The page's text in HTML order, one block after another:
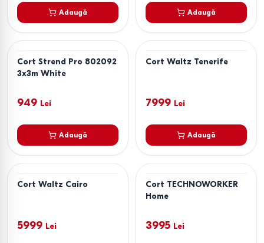
Adaugă Adaugă
Cort Strend Pro 802092
3х3m White
949 Lei
Adaugă
Cort Waltz Tenerife
7999 Lei
Adaugă
Cort Waltz Cairo
5999 Lei
Cort TECHNOWORKER
Home
3995 Lei